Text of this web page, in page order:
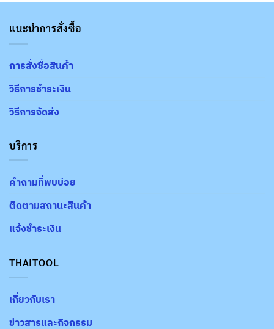
แนะนำการสั่งซื้อ
การสั่งซื้อสินค้า
วิธีการชำระเงิน
วิธีการจัดส่ง
บริการ
คำถามที่พบบ่อย
ติดตามสถานะสินค้า
แจ้งชำระเงิน
THAITOOL
เกี่ยวกับเรา
ข่าวสารและกิจกรรม